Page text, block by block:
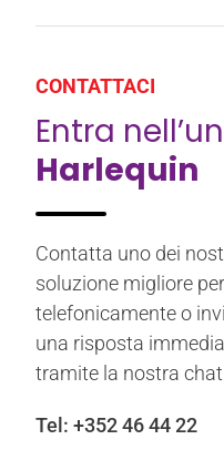
CONTATTACI
Entra
Harlequin
Contatta uno dei
soluzione migliore
telefonicamente o
una risposta
tramite la nostra
Tel: +352 46 44 22